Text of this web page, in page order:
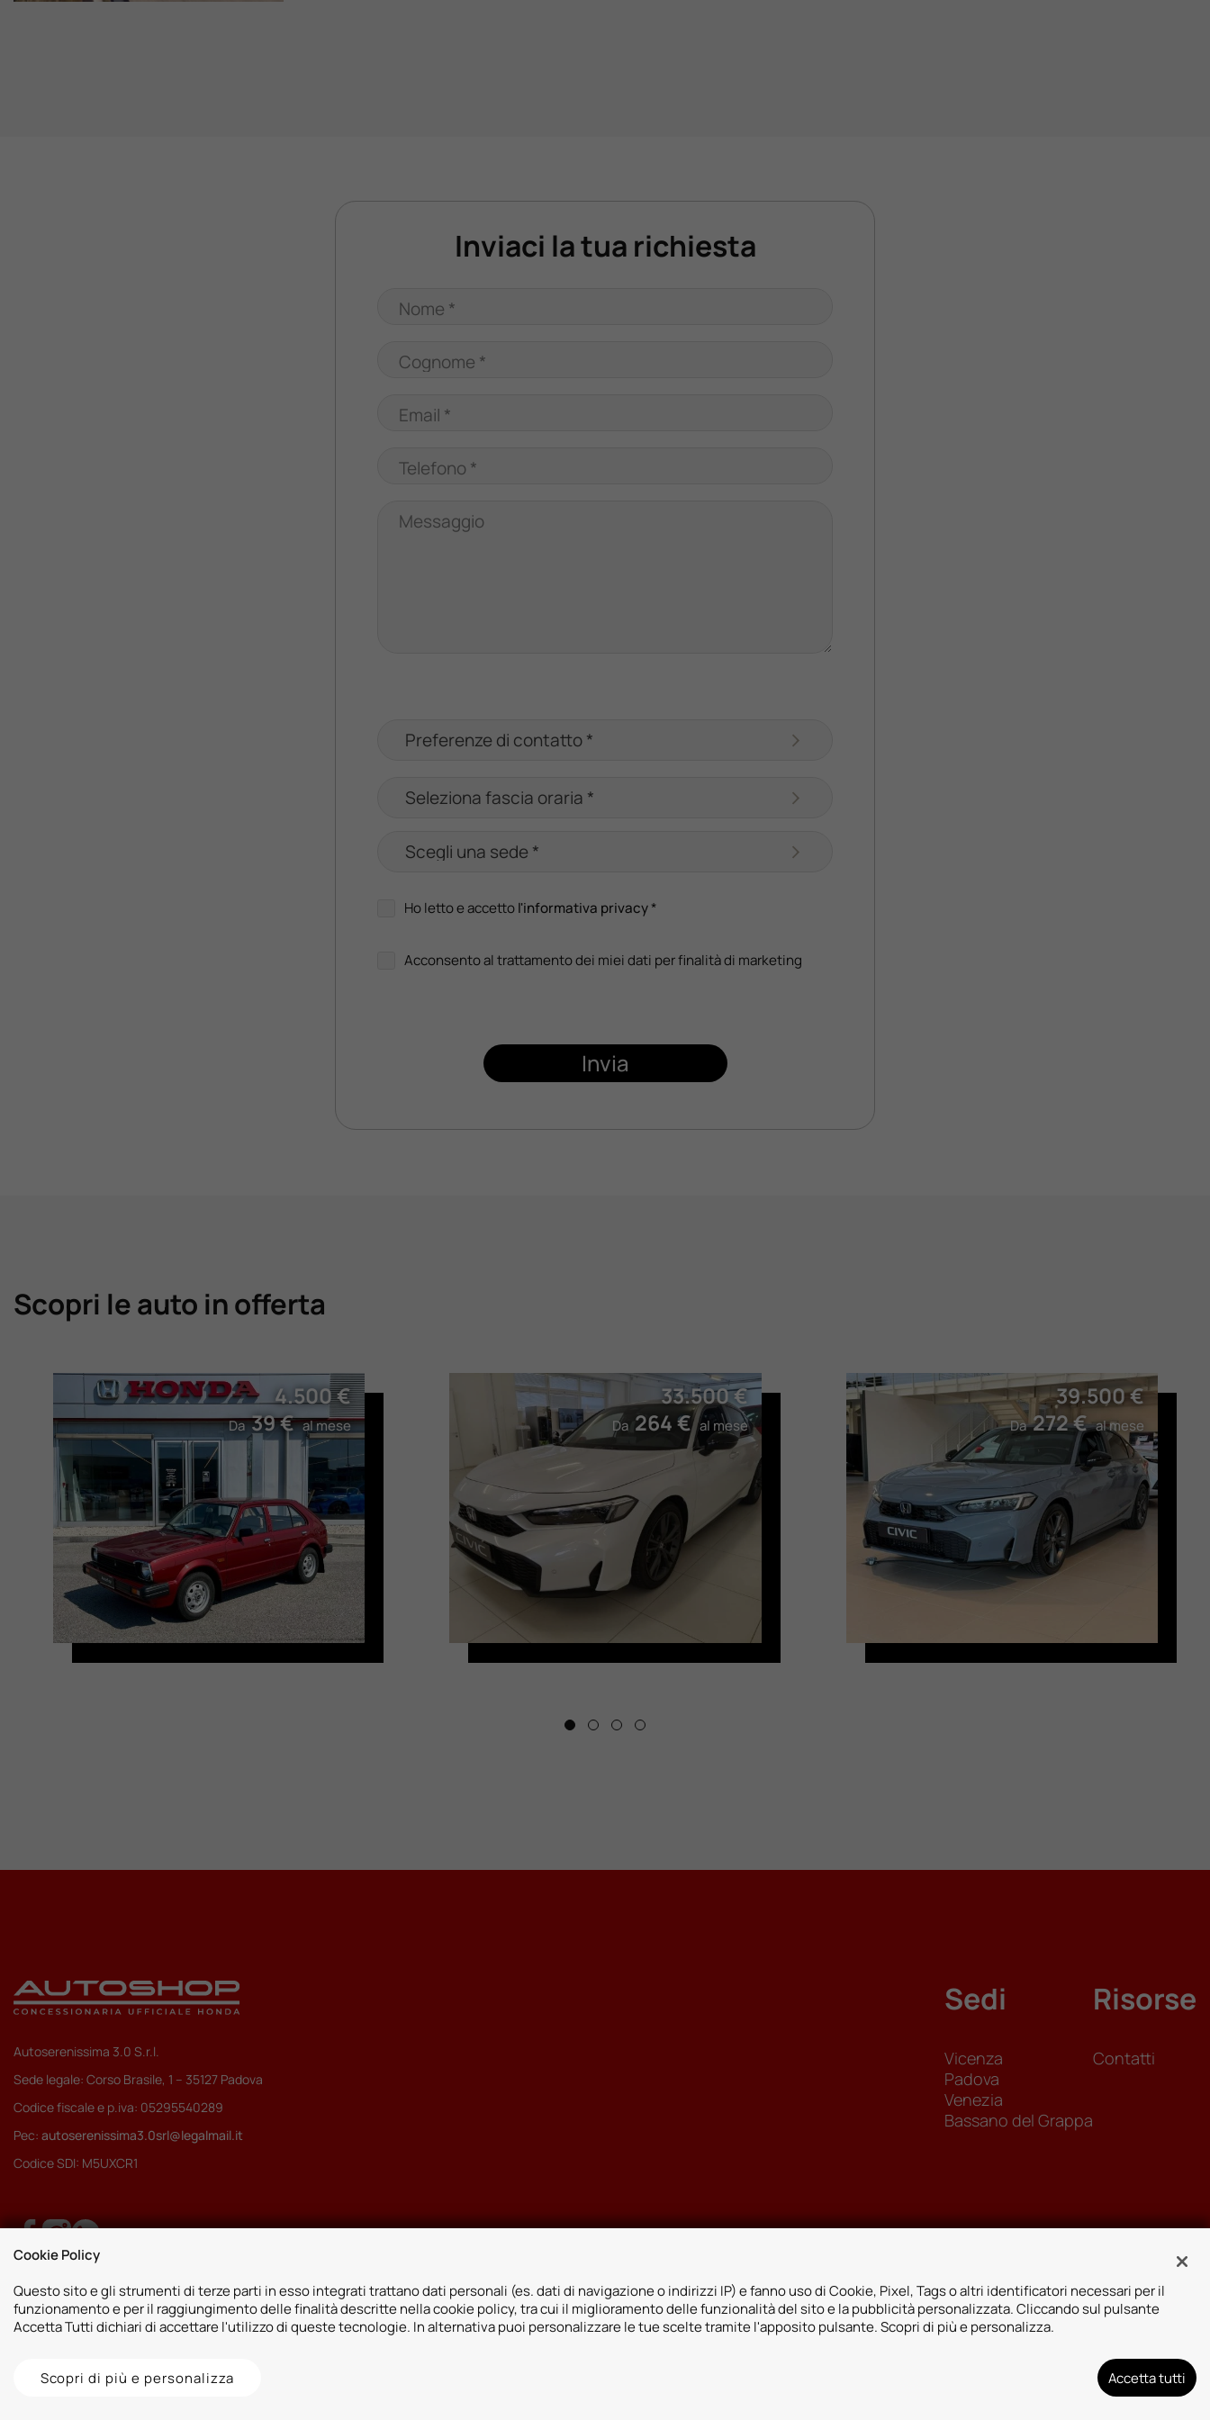
Inviaci la tua richiesta
Nome *
Cognome *
Email *
Telefono *
Messaggio
Ho letto e accettol'informativa privacy*
Acconsento al trattamento dei miei dati per finalità di marketing
Invia
Scopri le auto in offerta
4.500 €
Da39 €al mese
33.500 €
Da 264 €al mese
39.500 €
Da272 €al mese
Autoserenissima 3.0 S.r.l.
Sede legale: Corso Brasile, 1 – 35127 Padova
Codice fiscale e p.iva: 05295540289
Pec: autoserenissima3.0srl@legalmail.it
Codice SDI: M5UXCR1
Sedi
Vicenza
Padova
Venezia
Bassano del Grappa
Risorse
Contatti
2026 © Autoshop Srl. Tutti i diritti riservati.
Cookie Policy
Questo sito e gli strumenti di terze parti in esso integrati trattano dati personali (es. dati di navigazione o indirizzi IP) e fanno uso di Cookie, Pixel, Tags o altri identificatori necessari per il
funzionamento e per il raggiungimento delle finalità descritte nella cookie policy, tra cui il miglioramento delle funzionalità del sito e la pubblicità personalizzata. Cliccando sul pulsante
Accetta Tutti dichiari di accettare l'utilizzo di queste tecnologie. In alternativa puoi personalizzare le tue scelte tramite l'apposito pulsante. Scopri di più e personalizza.
Scopri di più e personalizza Accetta tutti